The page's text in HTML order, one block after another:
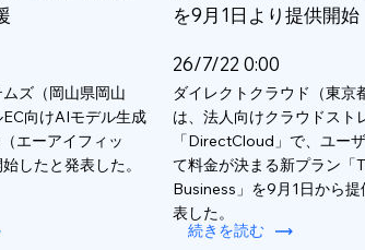
ズ（岡山県岡山
向けAIモデル生成
エーアイフィッ
したと発表した。
を9月1日より提供開始
26/7/22 0:00
ダイレクトクラウド（東京
は、法人向けクラウドスト
「DirectCloud」で、ユー
て料金が決まる新プラン「
Business」を9月1日から提
表した。
続きを読む